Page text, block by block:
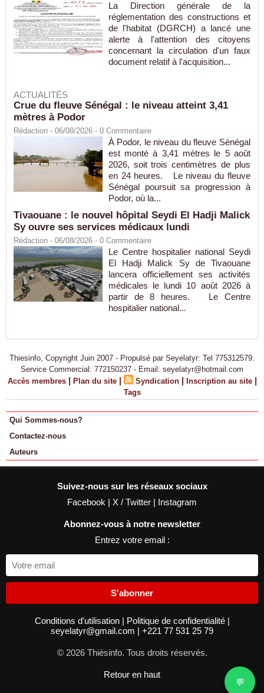
La Direction générale de la
réglementation des constructions et
de l'habitat (DGRCH) a lancé une
alerte à l'attention des citoyens
concernant la circulation d'un faux
document relatif à l'acquisition...
ACTUALITÉS
Crue du fleuve Sénégal : le niveau atteint 3,41
mètres à Podor
Rédaction - 06/08/2026 - 0 Commentaire
À Podor, le niveau du fleuve Sénégal
est monté à 3,41 mètres le 5 août
2026, soit trois centimètres de plus
en 24 heures. Le niveau du fleuve
Sénégal poursuit sa progression à
Podor, où la...
Tivaouane : le nouvel hôpital Seydi El Hadji Malick
Sy ouvre ses services médicaux lundi
Rédaction - 06/08/2026 - 0 Commentaire
Le Centre hospitalier national Seydi
El Hadji Malick Sy de Tivaouane
lancera officiellement ses activités
médicales le lundi 10 août 2026 à
partir de 8 heures. Le Centre
hospitalier national...
Thiesinfo, Copyright Juin 2007 - Propulsé par Seyelatyr: Tel 775312579.
Service Commercial: 772150237 - Email: seyelatyr@hotmail.com
Accès membres | Plan du site | Syndication | Inscription au site |
Tags
Qui Sommes-nous?
Contactez-nous
Auteurs
Suivez-nous sur les réseaux sociaux
Facebook | X / Twitter | Instagram
Abonnez-vous à notre newsletter
Entrez votre email :
S'abonner
Conditions d'utilisation | Politique de confidentialité |
seyelatyr@gmail.com | +221 77 531 25 79
© 2026 Thièsinfo. Tous droits réservés.
Retour en haut
💬